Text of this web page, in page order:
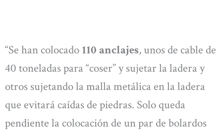
“Se han colocado 110 anclajes, unos de cable de
40 toneladas para “coser” y sujetar la ladera y
otros sujetando la malla metálica en la ladera
que evitará caídas de piedras. Solo queda
pendiente la colocación de un par de bolardos